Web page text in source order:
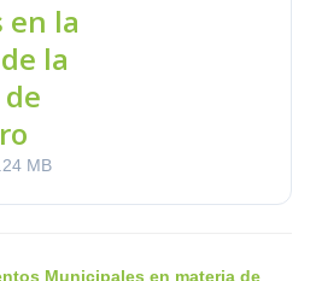
en la
la
MB
Municipales en materia de